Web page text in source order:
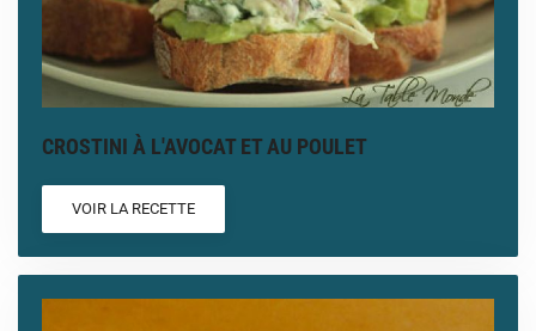
CROSTINI À L'AVOCAT ET AU POULET
VOIR LA RECETTE